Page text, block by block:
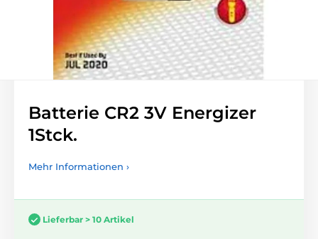
Batterie CR2 3V Energizer
1Stck.
Mehr Informationen ›
Lieferbar > 10 Artikel